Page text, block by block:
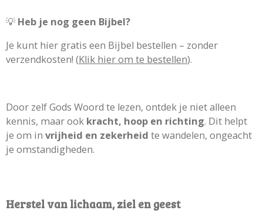
💡Heb je nog geen Bijbel?
Je kunt hier gratis een Bijbel bestellen – zonder
verzendkosten! (Klik hier om te bestellen).
Door zelf Gods Woord te lezen, ontdek je niet alleen
kennis, maar ook kracht, hoop en richting. Dit helpt
je om in vrijheid en zekerheid te wandelen, ongeacht
je omstandigheden.
Herstel van lichaam, ziel en geest